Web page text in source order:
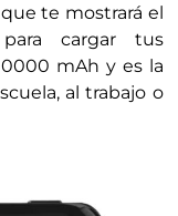
te mostrará el
cargar tus
mAh y es la
al trabajo o